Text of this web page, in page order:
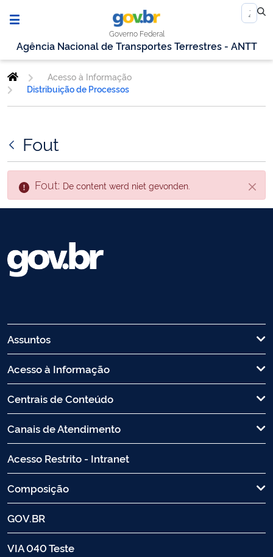
Governo Federal
Agência Nacional de Transportes Terrestres - ANTT
Acesso à Informação
Distribuição de Processos
Fout
Fout: De content werd niet gevonden.
Assuntos
Acesso à Informação
Centrais de Conteúdo
Canais de Atendimento
Acesso Restrito - Intranet
Composição
GOV.BR
VIA 040 Teste